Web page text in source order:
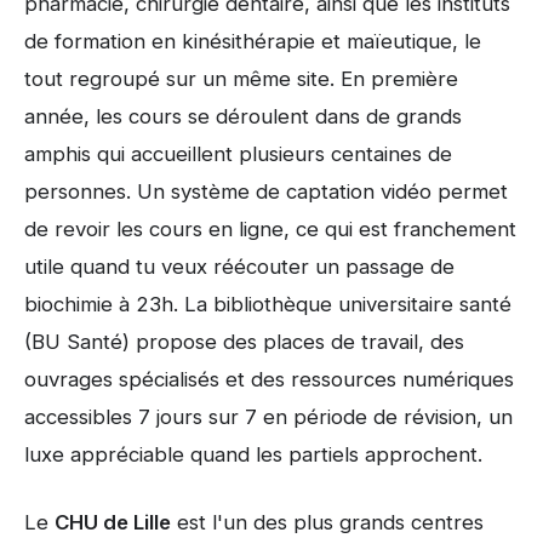
de formation en kinésithérapie et maïeutique, le
tout regroupé sur un même site. En première
année, les cours se déroulent dans de grands
amphis qui accueillent plusieurs centaines de
personnes. Un système de captation vidéo permet
de revoir les cours en ligne, ce qui est franchement
utile quand tu veux réécouter un passage de
biochimie à 23h. La bibliothèque universitaire santé
(BU Santé) propose des places de travail, des
ouvrages spécialisés et des ressources numériques
accessibles 7 jours sur 7 en période de révision, un
luxe appréciable quand les partiels approchent.
Le CHU de Lille est l'un des plus grands centres